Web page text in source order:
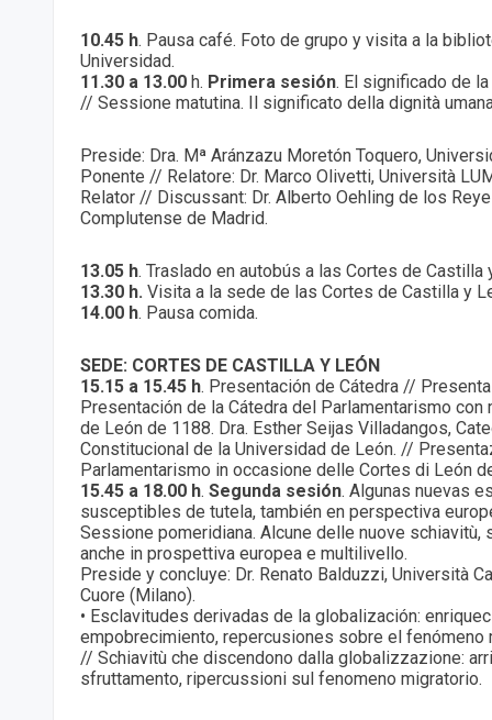
10.45 h. Pausa café. Foto de grupo y visita a la
Universidad.
11.30 a 13.00 h. Primera sesión. El significado de
// Sessione matutina. Il significato della dignità
Preside: Dra. Mª Aránzazu Moretón Toquero,
Ponente // Relatore: Dr. Marco Olivetti, Università
Relator // Discussant: Dr. Alberto Oehling de los
Complutense de Madrid.
13.05 h. Traslado en autobús a las Cortes de Castilla
13.30 h. Visita a la sede de las Cortes de Castilla y
14.00 h. Pausa comida.
SEDE: CORTES DE CASTILLA Y LEÓN
15.15 a 15.45 h. Presentación de Cátedra //
Presentación de la Cátedra del Parlamentarismo
de León de 1188. Dra. Esther Seijas Villadangos,
Constitucional de la Universidad de León. //
Parlamentarismo in occasione delle Cortes di León
15.45 a 18.00 h. Segunda sesión. Algunas nuevas
susceptibles de tutela, también en perspectiva
Sessione pomeridiana. Alcune delle nuove
anche in prospettiva europea e multilivello.
Preside y concluye: Dr. Renato Balduzzi, Università
Cuore (Milano).
• Esclavitudes derivadas de la globalización:
empobrecimiento, repercusiones sobre el fenómeno
// Schiavitù che discendono dalla globalizzazione:
sfruttamento, ripercussioni sul fenomeno migratorio.